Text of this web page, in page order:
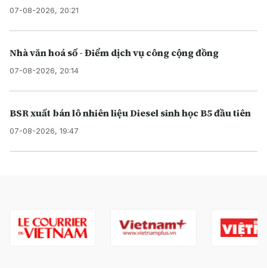
07-08-2026, 20:21
Nhà văn hoá số - Điểm dịch vụ công cộng đồng
07-08-2026, 20:14
BSR xuất bán lô nhiên liệu Diesel sinh học B5 đầu tiên
07-08-2026, 19:47